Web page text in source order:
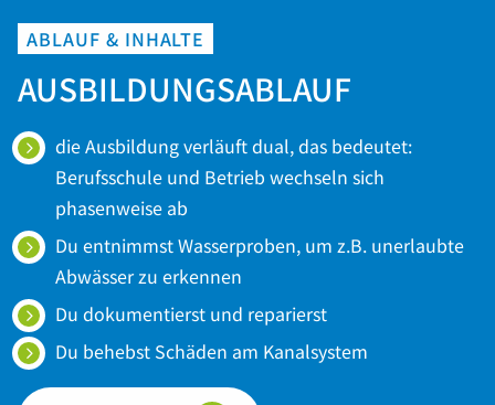
ABLAUF & INHALTE
AUSBILDUNGSABLAUF
die Ausbildung verläuft dual, das bedeutet:
Berufsschule und Betrieb wechseln sich
phasenweise ab
Du entnimmst Wasserproben, um z.B. unerlaubte
Abwässer zu erkennen
Du dokumentierst und reparierst
Du behebst Schäden am Kanalsystem